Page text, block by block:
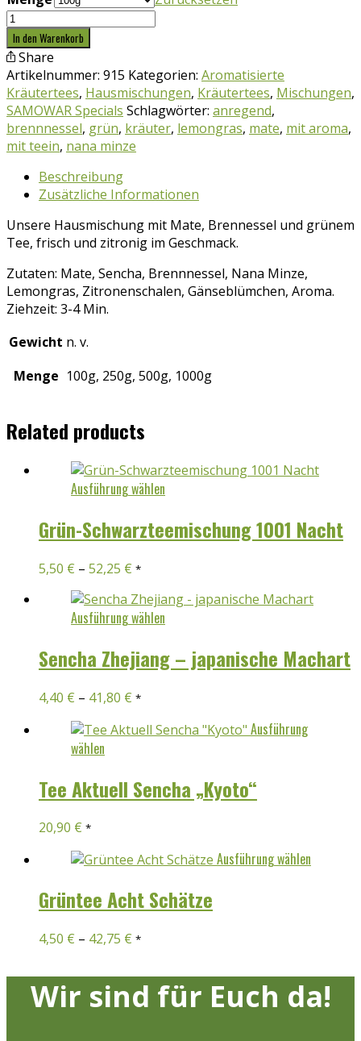
Kräutertee
Energiequelle
Menge
In den Warenkorb
Share
Artikelnummer: 915 Kategorien: Aromatisierte
Kräutertees, Hausmischungen, Kräutertees, Mischungen,
SAMOWAR Specials Schlagwörter: anregend,
brennnessel, grün, kräuter, lemongras, mate, mit aroma,
mit teein, nana minze
Beschreibung
Zusätzliche Informationen
Unsere Hausmischung mit Mate, Brennessel und grünem
Tee, frisch und zitronig im Geschmack.
Zutaten: Mate, Sencha, Brennnessel, Nana Minze,
Lemongras, Zitronenschalen, Gänseblümchen, Aroma.
Ziehzeit: 3-4 Min.
Gewicht n. v.
Menge 100g, 250g, 500g, 1000g
Related products
Ausführung wählen
weist
mehrere
Die
Optionen
können
der
Grün-Schwarzteemischung 1001 Nacht
5,50 € – 52,25 € *
Ausführung wählen
weist
mehrere
Optionen
der
Sencha Zhejiang – japanische Machart
4,40 € – 41,80 € *
Ausführung
wählen
weist
mehrere
Die
Optionen
können
auf
Produktseite
werden
Tee Aktuell Sencha „Kyoto“
20,90 € *
Ausführung wählen
können
Grüntee Acht Schätze
4,50 € – 42,75 € *
Wir sind für Euch da!